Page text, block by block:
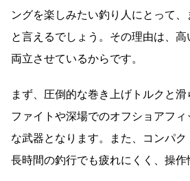
ングを楽しみたい釣り人にとって
と言えるでしょう。その理由は、
両立させているからです。
まず、圧倒的な巻き上げトルクと
ファイトや深場でのオフショアフ
な武器となります。また、コンパク
長時間の釣行でも疲れにくく、操作